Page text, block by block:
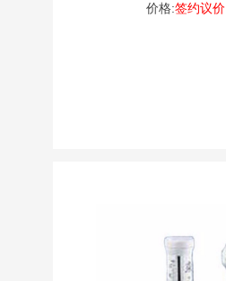
价格:签约议价